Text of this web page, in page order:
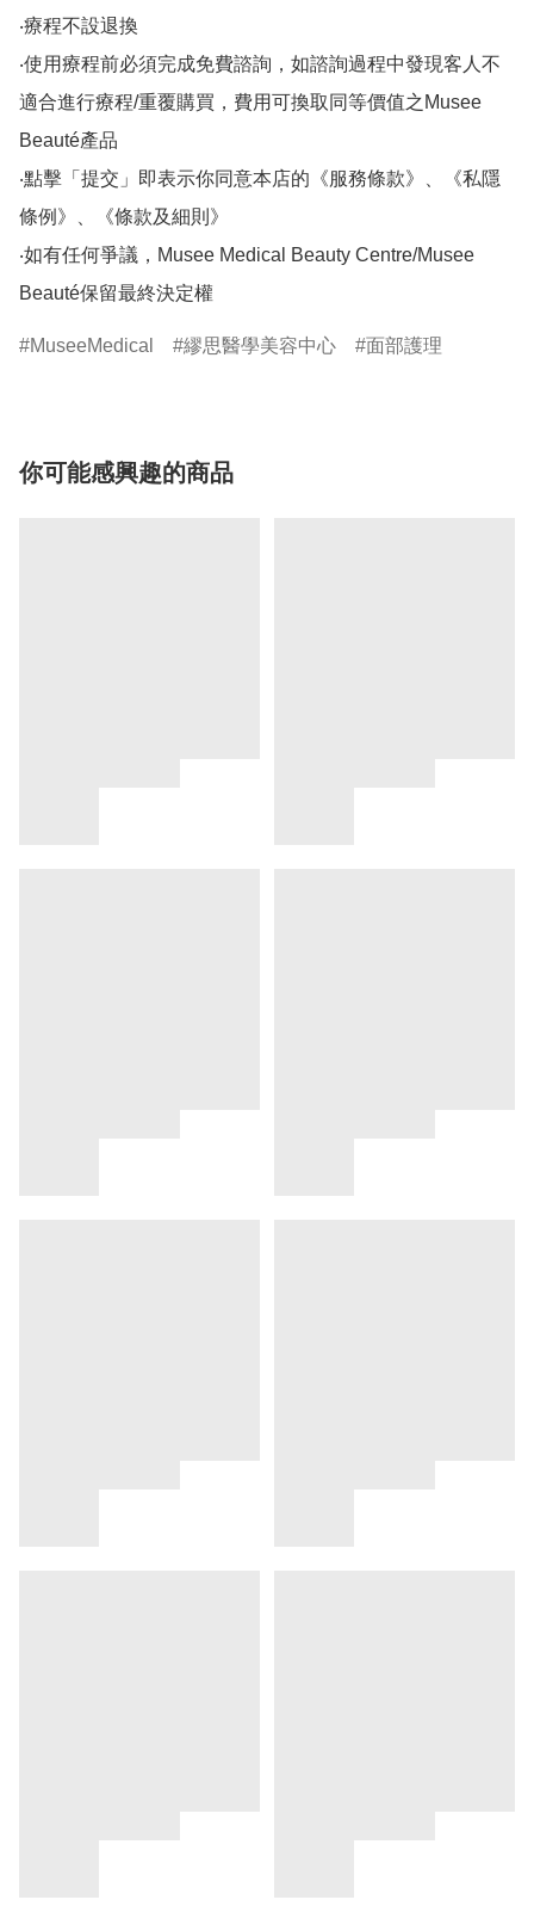
‧療程不設退換
‧使用療程前必須完成免費諮詢，如諮詢過程中發現客人不
適合進行療程/重覆購買，費用可換取同等價值之Musee
Beauté產品
‧點擊「提交」即表示你同意本店的《服務條款》、《私隱
條例》、《條款及細則》
‧如有任何爭議，Musee Medical Beauty Centre/Musee
Beauté保留最終決定權
MuseeMedical 繆思醫學美容中心 面部護理
你可能感興趣的商品